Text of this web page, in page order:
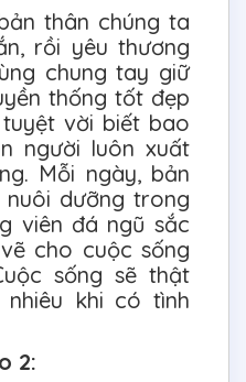
thân chúng ta
rồi yêu thương
chung tay giữ
thống tốt đẹp
vời biết bao
người luôn xuất
Mỗi ngày, bản
dưỡng trong
viên đá ngũ sắc
cho cuộc sống
sống sẽ thật
khi có tình
2: